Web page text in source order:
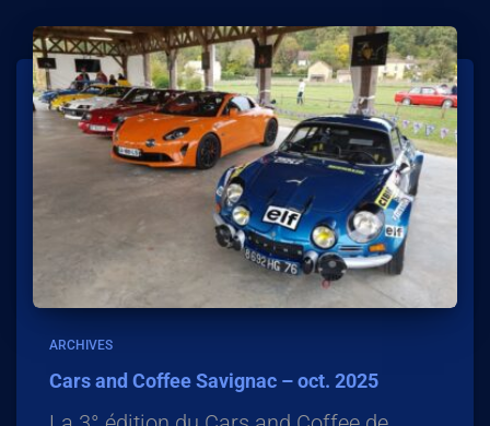
ARCHIVES
Cars and Coffee Savignac – oct. 2025